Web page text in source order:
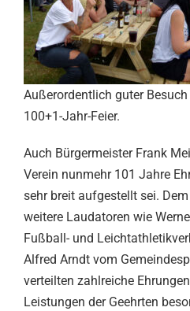
Außerordentlich guter Besuch
100+1-Jahr-Feier.
Auch Bürgermeister Frank
Verein nunmehr 101 Jahre
sehr breit aufgestellt sei.
weitere Laudatoren wie
Fußball- und
Alfred Arndt vom
verteilten zahlreiche
Leistungen der Geehrten